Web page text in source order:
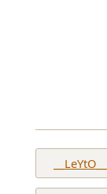
__LeYtO__